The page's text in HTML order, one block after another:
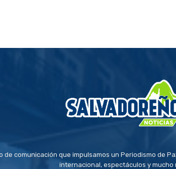
de comunicación que impulsamos un Periodismo de
internacional, espectáculos y mucho